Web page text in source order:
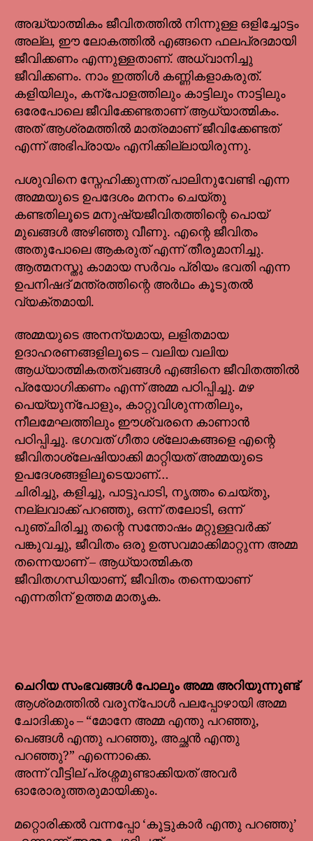
അദ്ധ്യാത്മികം ജീവിതത്തിൽ നിന്നുള്ള ഒളിച്ചോട്ടം
അല്ല, ഈ ലോകത്തിൽ എങ്ങനെ ഫലപ്രദമായി
ജീവിക്കണം എന്നുള്ളതാണ്. അധ്വാനിച്ചു
ജീവിക്കണം. നാം ഇത്തിൾ കണ്ണികളാകരുത്.
കളിയിലും, കന്പോളത്തിലും കാട്ടിലും നാട്ടിലും
ഒരേപോലെ ജീവിക്കേണ്ടതാണ് ആധ്യാത്മികം.
അത് ആശ്രമത്തിൽ മാത്രമാണ് ജീവിക്കേണ്ടത്
എന്ന് അഭിപ്രായം എനിക്കില്ലായിരുന്നു.
പശുവിനെ സ്നേഹിക്കുന്നത് പാലിനുവേണ്ടി എന്ന
അമ്മയുടെ ഉപദേശം മനനം ചെയ്തു
കണ്ടതിലൂടെ മനുഷ്യജീവിതത്തിന്റെ പൊയ്
മുഖങ്ങൾ അഴിഞ്ഞു വീണു. എന്റെ ജീവിതം
അതുപോലെ ആകരുത് എന്ന് തീരുമാനിച്ചു.
ആത്മനസ്തു കാമായ സർവം പ്രിയം ഭവതി എന്ന
ഉപനിഷദ് മന്ത്രത്തിന്റെ അർഥം കൂടുതൽ
വ്യക്തമായി.
അമ്മയുടെ അനന്യമായ, ലളിതമായ
ഉദാഹരണങ്ങളിലൂടെ – വലിയ വലിയ
ആധ്യാത്മികതത്വങ്ങൾ എങ്ങിനെ ജീവിതത്തിൽ
പ്രയോഗിക്കണം എന്ന് അമ്മ പഠിപ്പിച്ചു. മഴ
പെയ്യുന്പോളും, കാറ്റുവിശുന്നതിലും,
നീലമേഘത്തിലും ഈശ്വരനെ കാണാൻ
പഠിപ്പിച്ചു. ഭഗവത് ഗീതാ ശ്ലോകങ്ങളെ എന്റെ
ജീവിതാശ്ലേഷിയാക്കി മാറ്റിയത് അമ്മയുടെ
ഉപദേശങ്ങളിലൂടെയാണ്…
ചിരിച്ചു, കളിച്ചു, പാട്ടുപാടി, നൃത്തം ചെയ്തു,
നല്ലവാക്ക് പറഞ്ഞു, ഒന്ന് തലോടി, ഒന്ന്
പുഞ്ചിരിച്ചു തന്റെ സന്തോഷം മറ്റുള്ളവർക്ക്
പങ്കുവച്ചു, ജീവിതം ഒരു ഉത്സവമാക്കിമാറ്റുന്ന അമ്മ
തന്നെയാണ് – ആധ്യാത്മികത
ജീവിതഗന്ധിയാണ്, ജീവിതം തന്നെയാണ്
എന്നതിന് ഉത്തമ മാതൃക.
ചെറിയ സംഭവങ്ങൾ പോലും അമ്മ അറിയുന്നുണ്ട്
ആശ്രമത്തിൽ വരുന്പോൾ പലപ്പോഴായി അമ്മ
ചോദിക്കും – “മോനേ അമ്മ എന്തു പറഞ്ഞു,
പെങ്ങൾ എന്തു പറഞ്ഞു, അച്ഛൻ എന്തു
പറഞ്ഞു?” എന്നൊക്കെ.
അന്ന് വീട്ടില് പ്രശ്നമുണ്ടാക്കിയത് അവർ
ഓരോരുത്തരുമായിക്കും.
മറ്റൊരിക്കൽ വന്നപ്പോ ‘കൂട്ടുകാർ എന്തു പറഞ്ഞു’